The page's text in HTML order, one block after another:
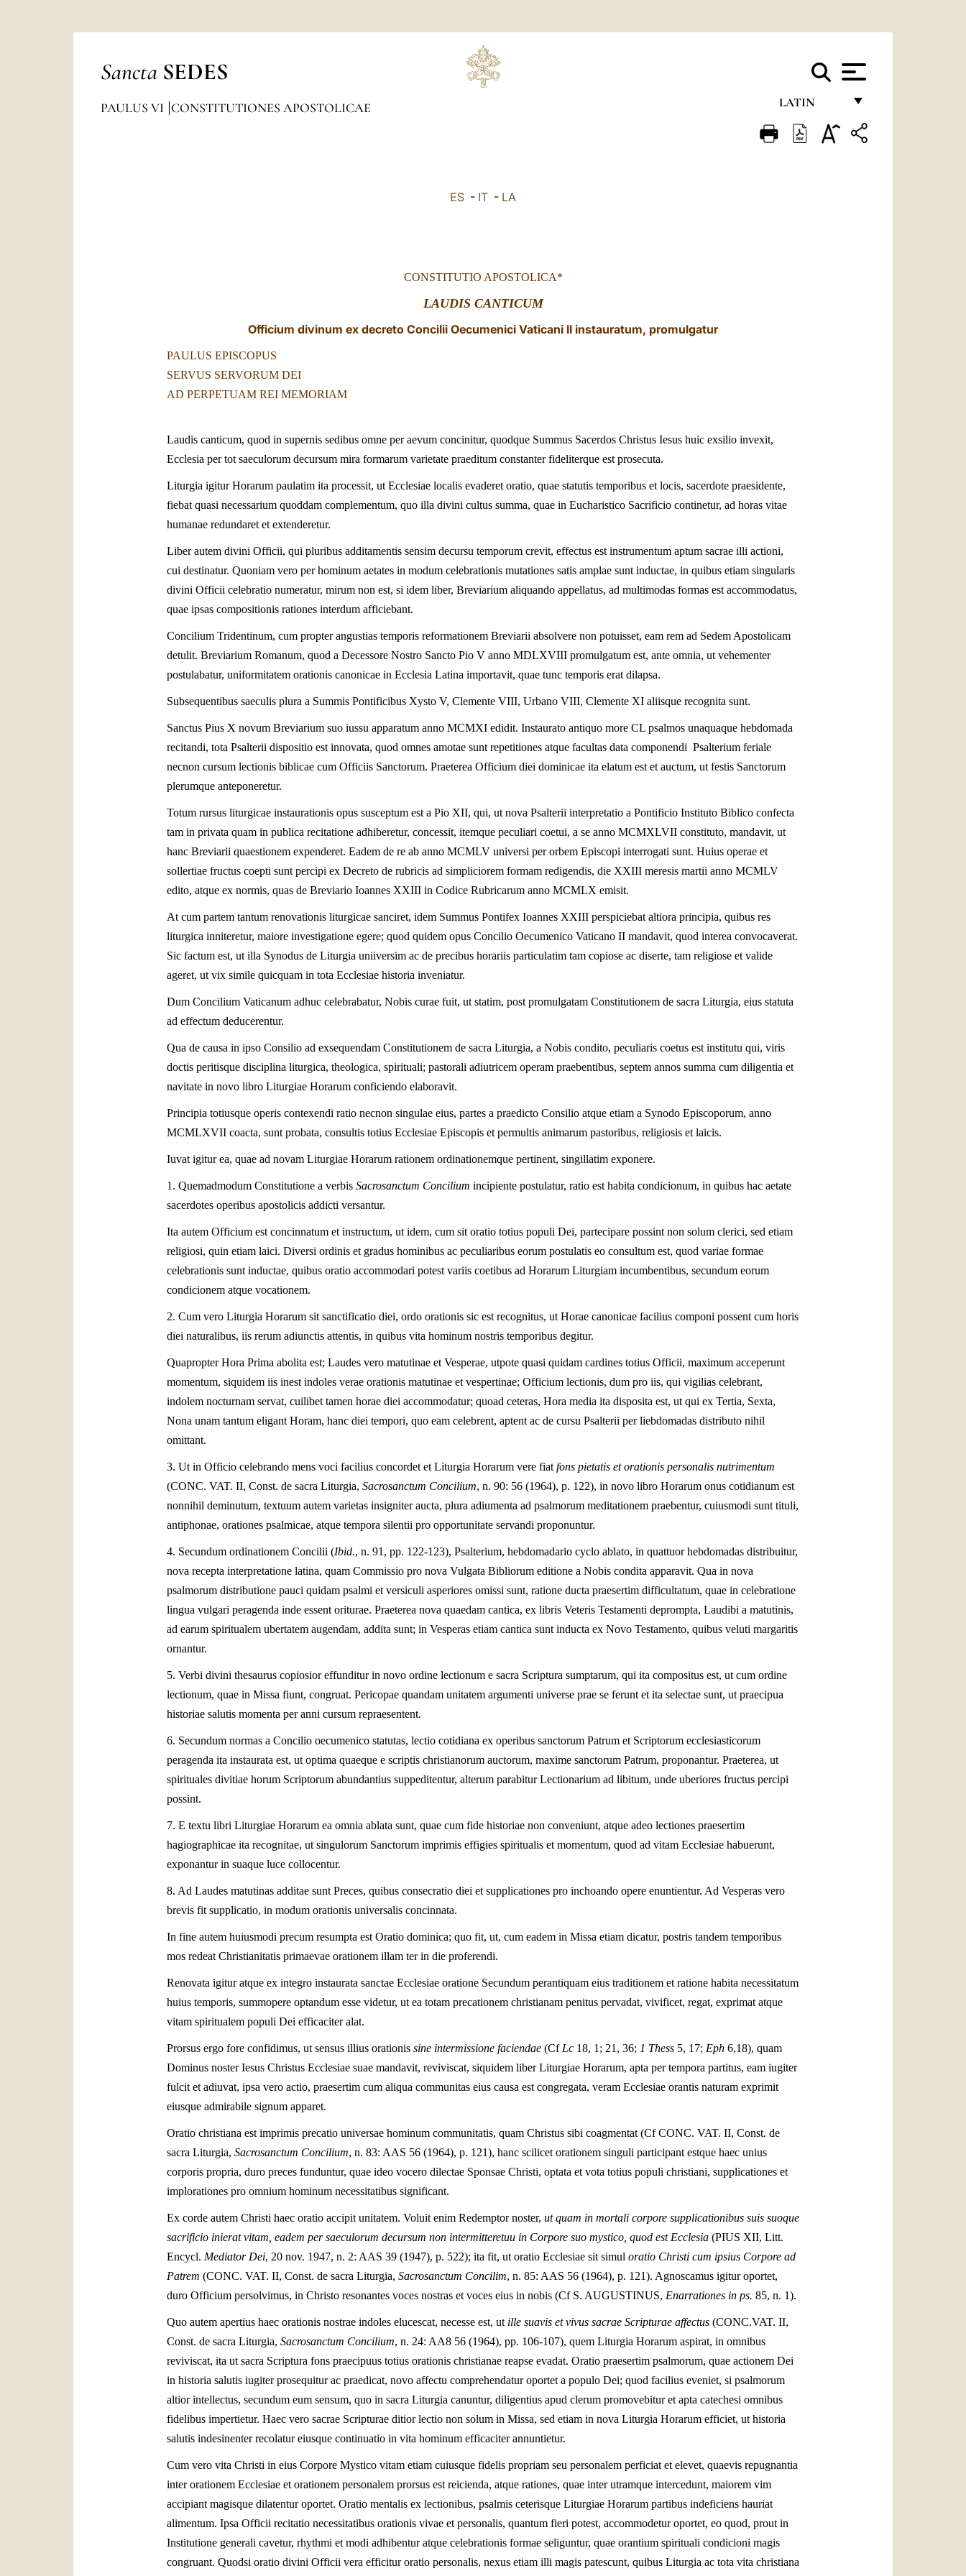
Sancta SEDES
LATIN
FRANÇAIS
PAULUS VI CONSTITUTIONES APOSTOLICAE
ES - IT - LA
CONSTITUTIO APOSTOLICA*
LAUDIS CANTICUM
Officium divinum ex decreto Concilii Oecumenici Vaticani II instauratum, promulgatur
PAULUS EPISCOPUS
SERVUS SERVORUM DEI
AD PERPETUAM REI MEMORIAM
Laudis canticum, quod in supernis sedibus omne per aevum concinitur, quodque Summus Sacerdos Christus Iesus huic exsilio invexit,
Ecclesia per tot saeculorum decursum mira formarum varietate praeditum constanter fideliterque est prosecuta.
Liturgia igitur Horarum paulatim ita processit, ut Ecclesiae localis evaderet oratio, quae statutis temporibus et locis, sacerdote praesidente,
fiebat quasi necessarium quoddam complementum, quo illa divini cultus summa, quae in Eucharistico Sacrificio continetur, ad horas vitae
humanae redundaret et extenderetur.
Liber autem divini Officii, qui pluribus additamentis sensim decursu temporum crevit, effectus est instrumentum aptum sacrae illi actioni,
cui destinatur. Quoniam vero per hominum aetates in modum celebrationis mutationes satis amplae sunt inductae, in quibus etiam singularis
divini Officii celebratio numeratur, mirum non est, si idem liber, Breviarium aliquando appellatus, ad multimodas formas est accommodatus,
quae ipsas compositionis rationes interdum afficiebant.
Concilium Tridentinum, cum propter angustias temporis reformationem Breviarii absolvere non potuisset, eam rem ad Sedem Apostolicam
detulit. Breviarium Romanum, quod a Decessore Nostro Sancto Pio V anno MDLXVIII promulgatum est, ante omnia, ut vehementer
postulabatur, uniformitatem orationis canonicae in Ecclesia Latina importavit, quae tunc temporis erat dilapsa.
Subsequentibus saeculis plura a Summis Pontificibus Xysto V, Clemente VIII, Urbano VIII, Clemente XI aliisque recognita sunt.
Sanctus Pius X novum Breviarium suo iussu apparatum anno MCMXI edidit. Instaurato antiquo more CL psalmos unaquaque hebdomada
recitandi, tota Psalterii dispositio est innovata, quod omnes amotae sunt repetitiones atque facultas data componendi Psalterium feriale
necnon cursum lectionis biblicae cum Officiis Sanctorum. Praeterea Officium diei dominicae ita elatum est et auctum, ut festis Sanctorum
plerumque anteponeretur.
Totum rursus liturgicae instaurationis opus susceptum est a Pio XII, qui, ut nova Psalterii interpretatio a Pontificio Instituto Biblico confecta
tam in privata quam in publica recitatione adhiberetur, concessit, itemque peculiari coetui, a se anno MCMXLVII constituto, mandavit, ut
hanc Breviarii quaestionem expenderet. Eadem de re ab anno MCMLV universi per orbem Episcopi interrogati sunt. Huius operae et
sollertiae fructus coepti sunt percipi ex Decreto de rubricis ad simpliciorem formam redigendis, die XXIII meresis martii anno MCMLV
edito, atque ex normis, quas de Breviario Ioannes XXIII in Codice Rubricarum anno MCMLX emisit.
At cum partem tantum renovationis liturgicae sanciret, idem Summus Pontifex Ioannes XXIII perspiciebat altiora principia, quibus res
liturgica inniteretur, maiore investigatione egere; quod quidem opus Concilio Oecumenico Vaticano II mandavit, quod interea convocaverat.
Sic factum est, ut illa Synodus de Liturgia uniiversim ac de precibus horariis particulatim tam copiose ac diserte, tam religiose et valide
ageret, ut vix simile quicquam in tota Ecclesiae historia inveniatur.
Dum Concilium Vaticanum adhuc celebrabatur, Nobis curae fuit, ut statim, post promulgatam Constitutionem de sacra Liturgia, eius statuta
ad effectum deducerentur.
Qua de causa in ipso Consilio ad exsequendam Constitutionem de sacra Liturgia, a Nobis condito, peculiaris coetus est institutu qui, viris
doctis peritisque disciplina liturgica, theologica, spirituali; pastorali adiutricem operam praebentibus, septem annos summa cum diligentia et
navitate in novo libro Liturgiae Horarum conficiendo elaboravit.
Principia totiusque operis contexendi ratio necnon singulae eius, partes a praedicto Consilio atque etiam a Synodo Episcoporum, anno
MCMLXVII coacta, sunt probata, consultis totius Ecclesiae Episcopis et permultis animarum pastoribus, religiosis et laicis.
Iuvat igitur ea, quae ad novam Liturgiae Horarum rationem ordinationemque pertinent, singillatim exponere.
1. Quemadmodum Constitutione a verbis Sacrosanctum Concilium incipiente postulatur, ratio est habita condicionum, in quibus hac aetate
sacerdotes operibus apostolicis addicti versantur.
Ita autem Officium est concinnatum et instructum, ut idem, cum sit oratio totius populi Dei, partecipare possint non solum clerici, sed etiam
religiosi, quin etiam laici. Diversi ordinis et gradus hominibus ac peculiaribus eorum postulatis eo consultum est, quod variae formae
celebrationis sunt inductae, quibus oratio accommodari potest variis coetibus ad Horarum Liturgiam incumbentibus, secundum eorum
condicionem atque vocationem.
2. Cum vero Liturgia Horarum sit sanctificatio diei, ordo orationis sic est recognitus, ut Horae canonicae facilius componi possent cum horis
dïei naturalibus, iis rerum adiunctis attentis, in quibus vita hominum nostris temporibus degitur.
Quapropter Hora Prima abolita est; Laudes vero matutinae et Vesperae, utpote quasi quidam cardines totius Officii, maximum acceperunt
momentum, siquidem iis inest indoles verae orationis matutinae et vespertinae; Officium lectionis, dum pro iis, qui vigilias celebrant,
indolem nocturnam servat, cuilibet tamen horae diei accommodatur; quoad ceteras, Hora media ita disposita est, ut qui ex Tertia, Sexta,
Nona unam tantum eligant Horam, hanc diei tempori, quo eam celebrent, aptent ac de cursu Psalterii per liebdomadas distributo nihil
omittant.
3. Ut in Officio celebrando mens voci facilius concordet et Liturgia Horarum vere fiat fons pietatis et orationis personalis nutrimentum
(CONC. VAT. II, Const. de sacra Liturgia, Sacrosanctum Concilium, n. 90: 56 (1964), p. 122), in novo libro Horarum onus cotidianum est
nonnihil deminutum, textuum autem varietas insigniter aucta, plura adiumenta ad psalmorum meditationem praebentur, cuiusmodi sunt tituli,
antiphonae, orationes psalmicae, atque tempora silentii pro opportunitate servandi proponuntur.
4. Secundum ordinationem Concilii (Ibid., n. 91, pp. 122-123), Psalterium, hebdomadario cyclo ablato, in quattuor hebdomadas distribuitur,
nova recepta interpretatione latina, quam Commissio pro nova Vulgata Bibliorum editione a Nobis condita apparavit. Qua in nova
psalmorum distributione pauci quidam psalmi et versiculi asperiores omissi sunt, ratione ducta praesertim difficultatum, quae in celebratione
lingua vulgari peragenda inde essent oriturae. Praeterea nova quaedam cantica, ex libris Veteris Testamenti deprompta, Laudibi a matutinis,
ad earum spiritualem ubertatem augendam, addita sunt; in Vesperas etiam cantica sunt inducta ex Novo Testamento, quibus veluti margaritis
ornantur.
5. Verbi divini thesaurus copiosior effunditur in novo ordine lectionum e sacra Scriptura sumptarum, qui ita compositus est, ut cum ordine
lectionum, quae in Missa fiunt, congruat. Pericopae quandam unitatem argumenti universe prae se ferunt et ita selectae sunt, ut praecipua
historiae salutis momenta per anni cursum repraesentent.
6. Secundum normas a Concilio oecumenico statutas, lectio cotidiana ex operibus sanctorum Patrum et Scriptorum ecclesiasticorum
peragenda ita instaurata est, ut optima quaeque e scriptis christianorum auctorum, maxime sanctorum Patrum, proponantur. Praeterea, ut
spirituales divitiae horum Scriptorum abundantius suppeditentur, alterum parabitur Lectionarium ad libitum, unde uberiores fructus percipi
possint.
7. E textu libri Liturgiae Horarum ea omnia ablata sunt, quae cum fide historiae non conveniunt, atque adeo lectiones praesertim
hagiographicae ita recognitae, ut singulorum Sanctorum imprimis effigies spiritualis et momentum, quod ad vitam Ecclesiae habuerunt,
exponantur in suaque luce collocentur.
8. Ad Laudes matutinas additae sunt Preces, quibus consecratio diei et supplicationes pro inchoando opere enuntientur. Ad Vesperas vero
brevis fit supplicatio, in modum orationis universalis concinnata.
In fine autem huiusmodi precum resumpta est Oratio dominica; quo fit, ut, cum eadem in Missa etiam dicatur, postris tandem temporibus
mos redeat Christianitatis primaevae orationem illam ter in die proferendi.
Renovata igitur atque ex integro instaurata sanctae Ecclesiae oratione Secundum perantiquam eius traditionem et ratione habita necessitatum
huius temporis, summopere optandum esse videtur, ut ea totam precationem christianam penitus pervadat, vivificet, regat, exprimat atque
vitam spiritualem populi Dei efficaciter alat.
Prorsus ergo fore confidimus, ut sensus illius orationis sine intermissione faciendae (Cf Lc 18, 1; 21, 36; 1 Thess 5, 17; Eph 6,18), quam
Dominus noster Iesus Christus Ecclesiae suae mandavit, reviviscat, siquidem liber Liturgiae Horarum, apta per tempora partitus, eam iugiter
fulcit et adiuvat, ipsa vero actio, praesertim cum aliqua communitas eius causa est congregata, veram Ecclesiae orantis naturam exprimit
eiusque admirabile signum apparet.
Oratio christiana est imprimis precatio universae hominum communitatis, quam Christus sibi coagmentat (Cf CONC. VAT. II, Const. de
sacra Liturgia, Sacrosanctum Concilium, n. 83: AAS 56 (1964), p. 121), hanc scilicet orationem singuli participant estque haec unius
corporis propria, duro preces funduntur, quae ideo vocero dilectae Sponsae Christi, optata et vota totius populi christiani, supplicationes et
implorationes pro omnium hominum necessitatibus significant.
Ex corde autem Christi haec oratio accipit unitatem. Voluit enim Redemptor noster, ut quam in mortali corpore supplicationibus suis suoque
sacrificio inierat vitam, eadem per saeculorum decursum non intermitteretuи in Corpore suo mystico, quod est Ecclesia (PIUS XII, Litt.
Encycl. Mediator Dei, 20 nov. 1947, n. 2: AAS 39 (1947), p. 522); ita fit, ut oratio Ecclesiae sit simul oratio Christi cum ipsius Corpore ad
Patrem (CONC. VAT. II, Const. de sacra Liturgia, Sacrosanctum Concilim, n. 85: AAS 56 (1964), p. 121). Agnoscamus igitur oportet,
duro Officium persolvimus, in Christo resonantes voces nostras et voces eius in nobis (Cf S. AUGUSTINUS, Enarrationes in ps. 85, n. 1).
Quo autem apertius haec orationis nostrae indoles elucescat, necesse est, ut ille suavis et vivus sacrae Scripturae affectus (CONC.VAT. II,
Const. de sacra Liturgia, Sacrosanctum Concilium, n. 24: AA8 56 (1964), pp. 106-107), quem Liturgia Horarum aspirat, in omnibus
reviviscat, ita ut sacra Scriptura fons praecipuus totius orationis christianae reapse evadat. Oratio praesertim psalmorum, quae actionem Dei
in historia salutis iugiter prosequitur ac praedicat, novo affectu comprehendatur oportet a populo Dei; quod facilius eveniet, si psalmorum
altior intellectus, secundum eum sensum, quo in sacra Liturgia canuntur, diligentius apud clerum promovebitur et apta catechesi omnibus
fidelibus impertietur. Haec vero sacrae Scripturae ditior lectio non solum in Missa, sed etiam in nova Liturgia Horarum efficiet, ut historia
salutis indesinenter recolatur eiusque continuatio in vita hominum efficaciter annuntietur.
Cum vero vita Christi in eius Corpore Mystico vitam etiam cuiusque fidelis propriam seu personalem perficiat et elevet, quaevis repugnantia
inter orationem Ecclesiae et orationem personalem prorsus est reicienda, atque rationes, quae inter utramque intercedunt, maiorem vim
accipiant magisque dilatentur oportet. Oratio mentalis ex lectionibus, psalmis ceterisque Liturgiae Horarum partibus indeficiens hauriat
alimentum. Ipsa Officii recitatio necessitatibus orationis vivae et personalis, quantum fieri potest, accommodetur oportet, eo quod, prout in
Institutione generali cavetur, rhythmi et modi adhibentur atque celebrationis formae seliguntur, quae orantium spirituali condicioni magis
congruant. Quodsi oratio divini Officii vera efficitur oratio personalis, nexus etiam illi magis patescunt, quibus Liturgia ac tota vita christiana